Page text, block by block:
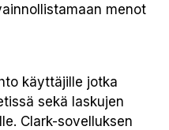
menot
käyttäjille jotka
sekä laskujen
Clark-sovelluksen